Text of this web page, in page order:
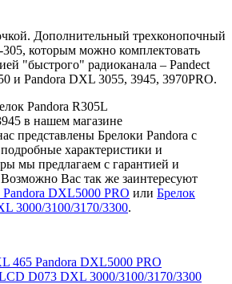
Дополнительный трехконопочный
которым можно комплектовать
"быстрого" радиоканала – Pandect
и Pandora DXL 3055, 3945, 3970PRO.
Pandora R305L
в нашем магазине
представлены Брелоки Pandora с
характеристики и
мы предлагаем с гарантией и
Вас так же заинтересуют
DXL5000 PRO или Брелок
3000/3100/3170/3300.
465 Pandora DXL5000 PRO
D073 DXL 3000/3100/3170/3300